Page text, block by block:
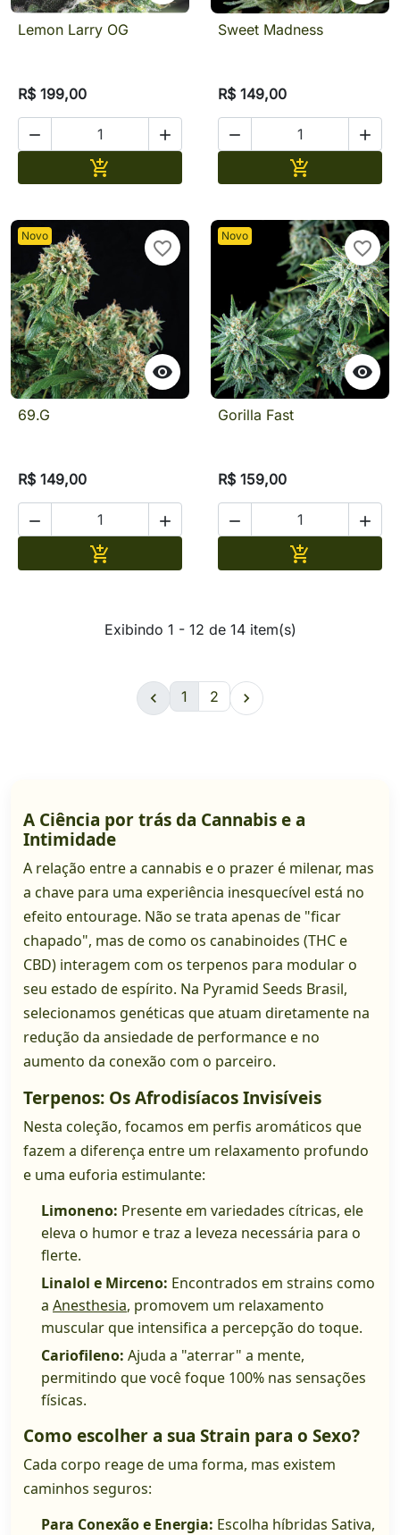
Lemon Larry OG
R$ 199,00
 

Sweet Madness
R$ 149,00
 

Novo

favorite_border
69.G
R$ 149,00
 

Novo

favorite_border
Gorilla Fast
R$ 159,00
 

Exibindo 1 - 12 de 14 item(s)
 1 2 
A Ciência por trás da Cannabis e a
Intimidade
A relação entre a cannabis e o prazer é milenar, mas
a chave para uma experiência inesquecível está no
efeito entourage. Não se trata apenas de "ficar
chapado", mas de como os canabinoides (THC e
CBD) interagem com os terpenos para modular o
seu estado de espírito. Na Pyramid Seeds Brasil,
selecionamos genéticas que atuam diretamente na
redução da ansiedade de performance e no
aumento da conexão com o parceiro.
Terpenos: Os Afrodisíacos Invisíveis
Nesta coleção, focamos em perfis aromáticos que
fazem a diferença entre um relaxamento profundo
e uma euforia estimulante:
Limoneno: Presente em variedades cítricas, ele
eleva o humor e traz a leveza necessária para o
flerte.
Linalol e Mirceno: Encontrados em strains como
a Anesthesia, promovem um relaxamento
muscular que intensifica a percepção do toque.
Cariofileno: Ajuda a "aterrar" a mente,
permitindo que você foque 100% nas sensações
físicas.
Como escolher a sua Strain para o Sexo?
Cada corpo reage de uma forma, mas existem
caminhos seguros:
Para Conexão e Energia: Escolha híbridas Sativa,